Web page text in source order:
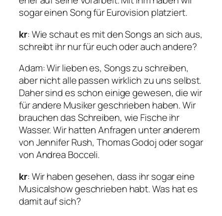
sogar einen Song für Eurovision platziert.
kr: Wie schaut es mit den Songs an sich aus,
schreibt ihr nur für euch oder auch andere?
Adam: Wir lieben es, Songs zu schreiben,
aber nicht alle passen wirklich zu uns selbst.
Daher sind es schon einige gewesen, die wir
für andere Musiker geschrieben haben. Wir
brauchen das Schreiben, wie Fische ihr
Wasser. Wir hatten Anfragen unter anderem
von Jennifer Rush, Thomas Godoj oder sogar
von Andrea Bocceli.
kr: Wir haben gesehen, dass ihr sogar eine
Musicalshow geschrieben habt. Was hat es
damit auf sich?